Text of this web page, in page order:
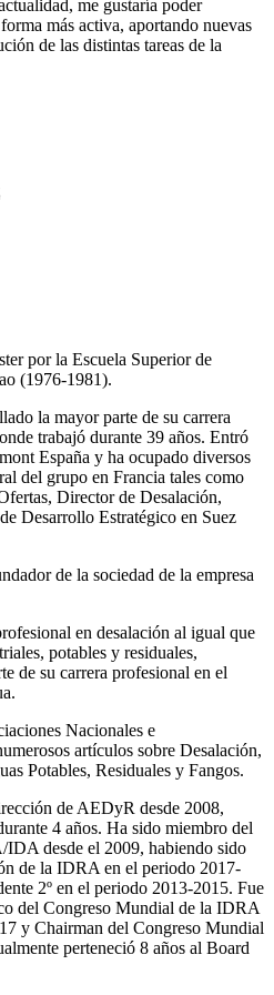
me gustaría poder
más activa, aportando nuevas
de las distintas tareas de la
por la Escuela Superior de
(1976-1981).
la mayor parte de su carrera
trabajó durante 39 años. Entró
España y ha ocupado diversos
del grupo en Francia tales como
Director de Desalación,
Desarrollo Estratégico en Suez
de la sociedad de la empresa
en desalación al igual que
potables y residuales,
de su carrera profesional en el
Nacionales e
artículos sobre Desalación,
Potables, Residuales y Fangos.
de AEDyR desde 2008,
4 años. Ha sido miembro del
desde el 2009, habiendo sido
de la IDRA en el periodo 2017-
2º en el periodo 2013-2015. Fue
del Congreso Mundial de la IDRA
y Chairman del Congreso Mundial
perteneció 8 años al Board